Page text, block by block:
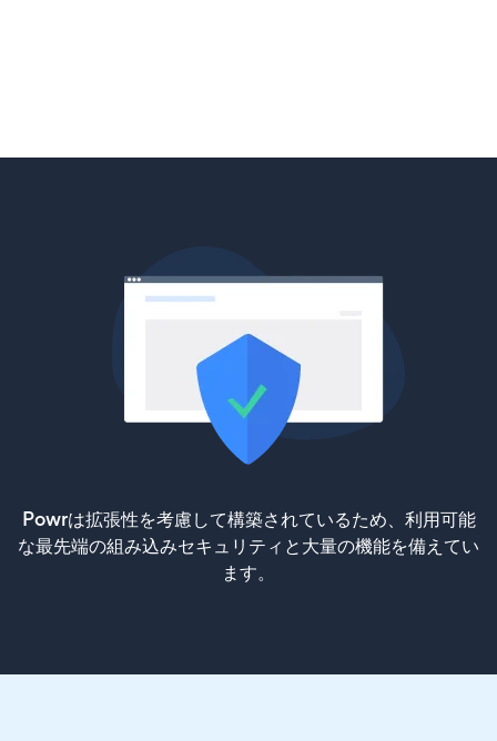
Powrは拡張性を考慮して構築されているため、利用可能
な最先端の組み込みセキュリティと大量の機能を備えてい
ます。